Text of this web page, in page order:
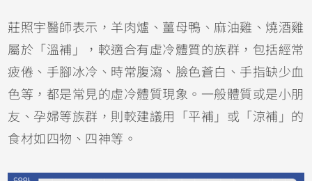
莊照宇醫師表示，羊肉爐、薑母鴨、麻油雞、燒酒雞
屬於「溫補」，較適合有虛冷體質的族群，包括經常
疲倦、手腳冰冷、時常腹瀉、臉色蒼白、手指缺少血
色等，都是常見的虛冷體質現象。一般體質或是小朋
友、孕婦等族群，則較建議用「平補」或「涼補」的
食材如四物、四神等。